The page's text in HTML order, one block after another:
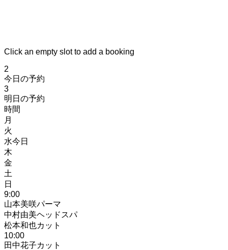
Click an empty slot to add a booking
2
今日の予約
3
明日の予約
時間
月
火
水今日
木
金
土
日
9:00
山本美咲パーマ
中村由美ヘッドスパ
松本和也カット
10:00
田中花子カット